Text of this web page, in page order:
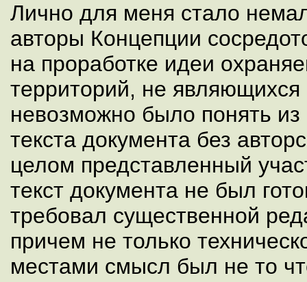
Лично для меня стало
авторы Концепции
на проработке идеи
территорий, не
невозможно было понять из
текста документа без
целом представленный
текст документа не был
требовал существенной
причем не только
местами смысл был не то